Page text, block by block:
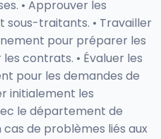
• Approuver les
sous-traitants. • Travailler
pour préparer les
contrats. • Évaluer les
pour les demandes de
initialement les
le département de
de problèmes liés aux